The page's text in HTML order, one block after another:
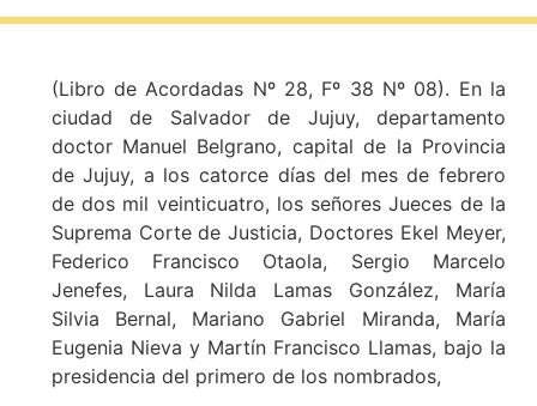
(Libro de Acordadas Nº 28, Fº 38 Nº 08). En la
ciudad de Salvador de Jujuy, departamento
doctor Manuel Belgrano, capital de la Provincia
de Jujuy, a los catorce días del mes de febrero
de dos mil veinticuatro, los señores Jueces de la
Suprema Corte de Justicia, Doctores Ekel Meyer,
Federico Francisco Otaola, Sergio Marcelo
Jenefes, Laura Nilda Lamas González, María
Silvia Bernal, Mariano Gabriel Miranda, María
Eugenia Nieva y Martín Francisco Llamas, bajo la
presidencia del primero de los nombrados,